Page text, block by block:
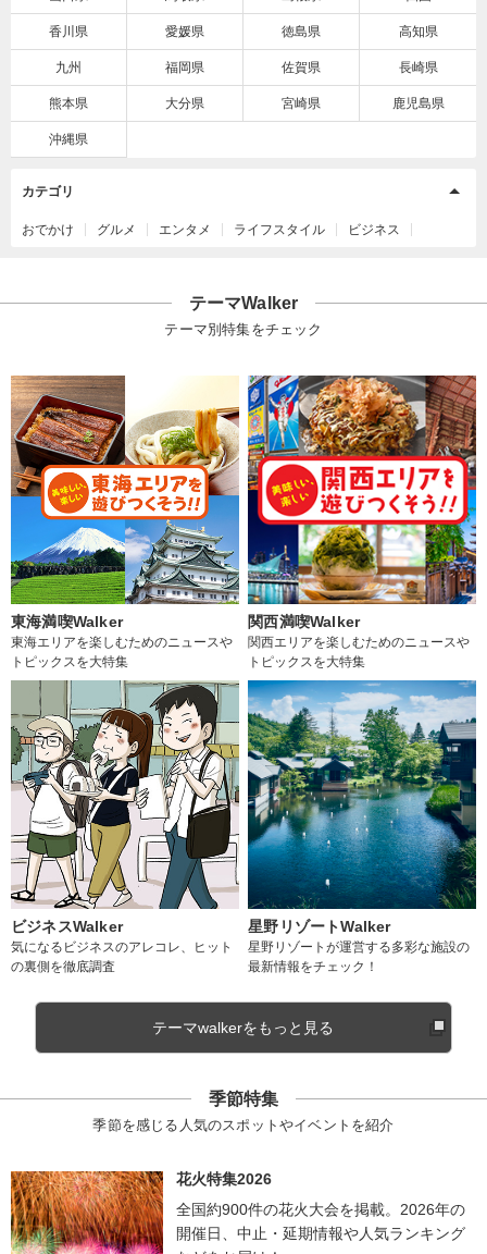
香川県 愛媛県 徳島県 高知県
九州 福岡県 佐賀県 長崎県
熊本県 大分県 宮崎県 鹿児島県
沖縄県
カテゴリ
おでかけ グルメ エンタメ ライフスタイル ビジネス
テーマWalker
テーマ別特集をチェック
東海満喫Walker
東海エリアを楽しむためのニュースや
トピックスを大特集
関西満喫Walker
関西エリアを楽しむためのニュースや
トピックスを大特集
ビジネスWalker
気になるビジネスのアレコレ、ヒット
の裏側を徹底調査
星野リゾートWalker
星野リゾートが運営する多彩な施設の
最新情報をチェック！
テーマwalkerをもっと見る
季節特集
季節を感じる人気のスポットやイベントを紹介
花火特集2026
全国約900件の花火大会を掲載。2026年の
開催日、中止・延期情報や人気ランキング